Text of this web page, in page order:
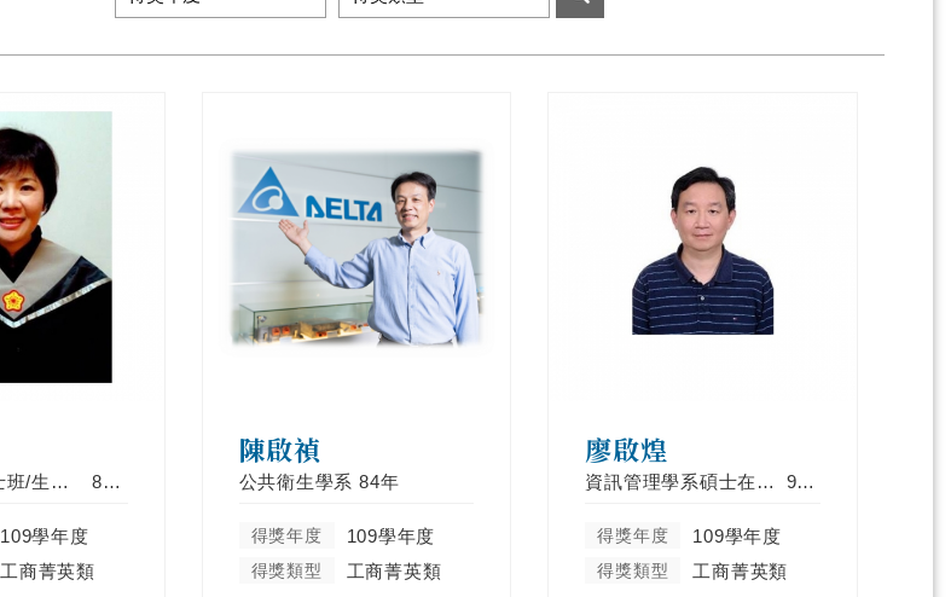
生物學系碩士班/生物學系 83年
109學年度
工商菁英類
陳啟禎
公共衛生學系 84年
得獎年度 109學年度
得獎類型 工商菁英類
廖啟煌
資訊管理學系碩士在職專班 91年
得獎年度 109學年度
得獎類型 工商菁英類